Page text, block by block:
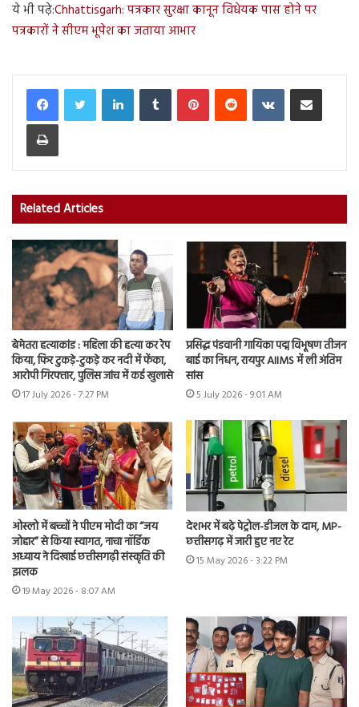
ये भी पढ़े:Chhattisgarh: पत्रकार सुरक्षा कानून विधेयक पास होने पर
पत्रकारों ने सीएम भूपेश का जताया आभार
LinkedInTumblr PinterestReddit VKontakteShare via Email
Print
Related Articles
बेमेतरा हत्याकांड : महिला की हत्या कर रेप
किया, फिर टुकड़े-टुकड़े कर नदी में फेंका,
आरोपी गिरफ्तार, पुलिस जांच में कई खुलासे
17 July 2026 - 7:27 PM
प्रसिद्ध पंडवानी गायिका पद्म विभूषण तीजन
बाई का निधन, रायपुर AIIMS में ली अंतिम
सांस
5 July 2026 - 9:01 AM
ओस्लो में बच्चों ने पीएम मोदी का “जय
जोहार” से किया स्वागत, नाचा नॉर्डिक
अध्याय ने दिखाई छत्तीसगढ़ी संस्कृति की
झलक
19 May 2026 - 8:07 AM
देशभर में बढ़े पेट्रोल-डीजल के दाम, MP-
छत्तीसगढ़ में जारी हुए नए रेट
15 May 2026 - 3:22 PM